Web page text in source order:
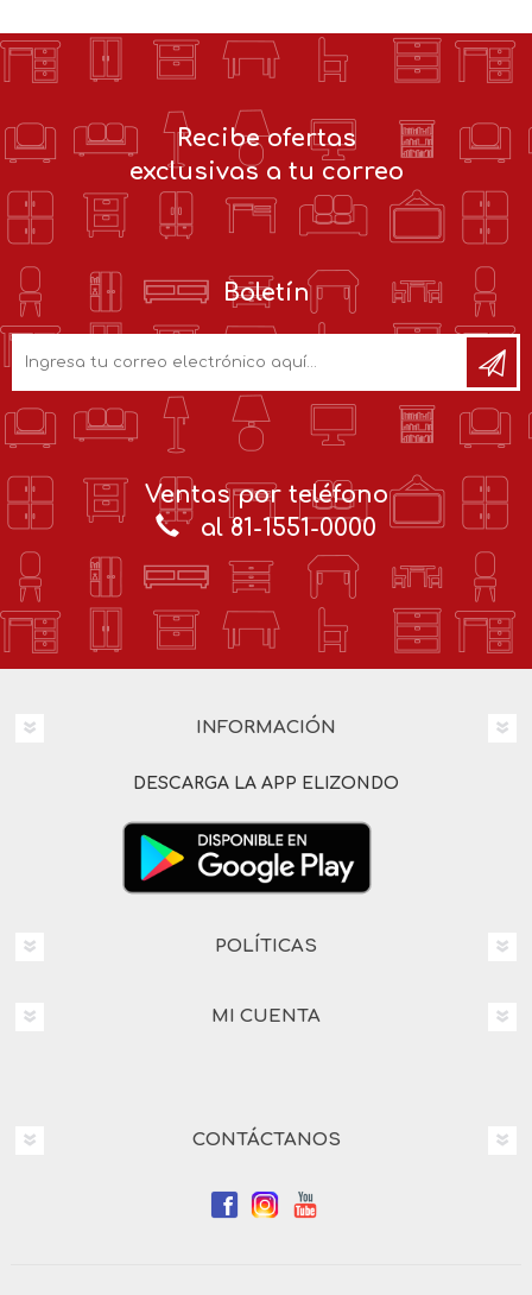
Recibe ofertas
exclusivas a tu correo
Boletín
Ventas por teléfono
al 81-1551-0000
INFORMACIÓN
DESCARGA LA APP ELIZONDO
POLÍTICAS
MI CUENTA
CONTÁCTANOS